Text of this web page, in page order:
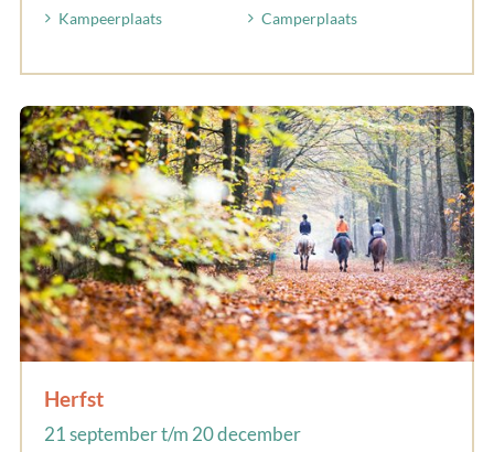
Kampeerplaats
Camperplaats
Herfst
21 september t/m 20 december